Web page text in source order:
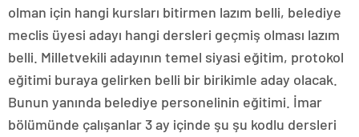
olman için hangi kursları bitirmen lazım belli, belediye
meclis üyesi adayı hangi dersleri geçmiş olması lazım
belli. Milletvekili adayının temel siyasi eğitim, protokol
eğitimi buraya gelirken belli bir birikimle aday olacak.
Bunun yanında belediye personelinin eğitimi. İmar
bölümünde çalışanlar 3 ay içinde şu şu kodlu dersleri